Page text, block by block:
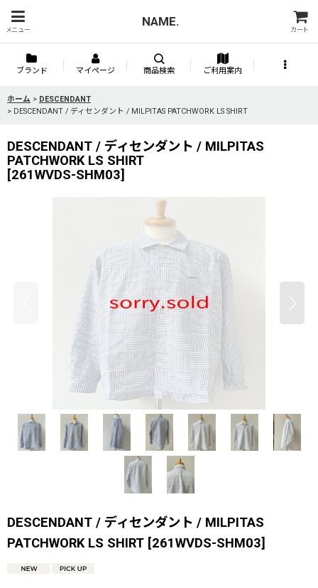
メニュー
NAME.
カート
ブランド マイページ 商品検索 ご利用案内
ホーム > DESCENDANT
> DESCENDANT / ディセンダント / MILPITAS PATCHWORK LS SHIRT
DESCENDANT / ディセンダント / MILPITAS
PATCHWORK LS SHIRT
[261WVDS-SHM03]
DESCENDANT / ディセンダント / MILPITAS
PATCHWORK LS SHIRT [261WVDS-SHM03]